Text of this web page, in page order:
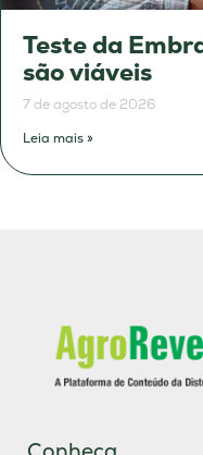
Teste da
são viáveis
7 de agosto de 2026
Leia mais »